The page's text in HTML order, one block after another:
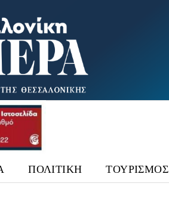
ΠΟΛΙΤΙΚΗ ΤΟΥΡΙΣΜΟΣ